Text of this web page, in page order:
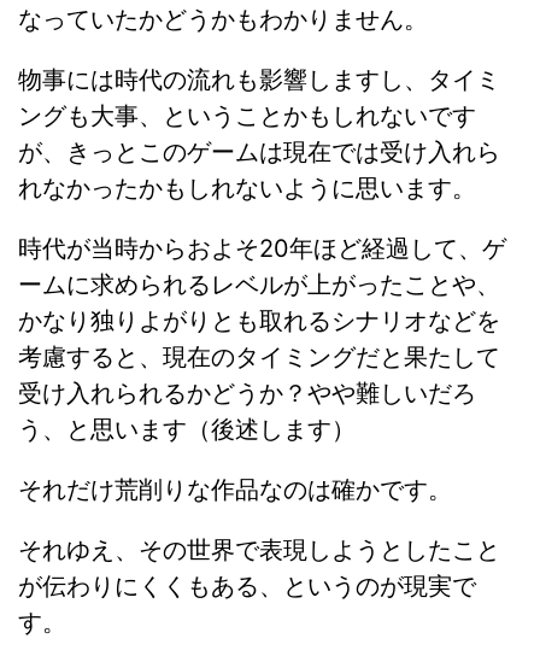
なっていたかどうかもわかりません。
物事には時代の流れも影響しますし、タイミ
ングも大事、ということかもしれないです
が、きっとこのゲームは現在では受け入れら
れなかったかもしれないように思います。
時代が当時からおよそ20年ほど経過して、ゲ
ームに求められるレベルが上がったことや、
かなり独りよがりとも取れるシナリオなどを
考慮すると、現在のタイミングだと果たして
受け入れられるかどうか？やや難しいだろ
う、と思います（後述します）
それだけ荒削りな作品なのは確かです。
それゆえ、その世界で表現しようとしたこと
が伝わりにくくもある、というのが現実で
す。